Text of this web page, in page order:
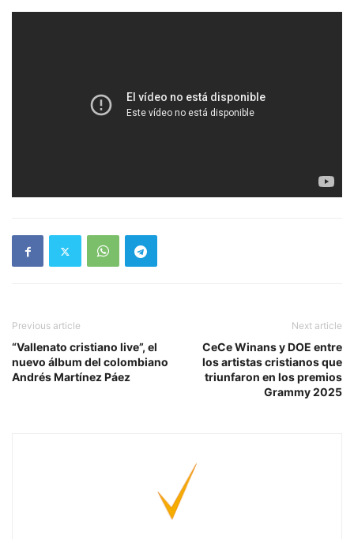
Previous article
“Vallenato cristiano live”, el
nuevo álbum del colombiano
Andrés Martínez Páez
Next article
CeCe Winans y DOE entre
los artistas cristianos que
triunfaron en los premios
Grammy 2025